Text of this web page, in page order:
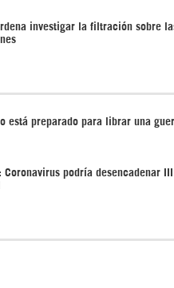
investigar la filtración sobre
está preparado para librar una
Coronavirus podría desencadenar III